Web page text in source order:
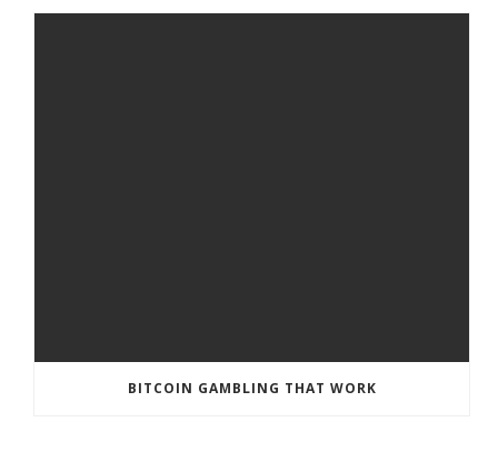
BITCOIN GAMBLING THAT WORK